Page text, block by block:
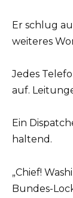
Er schlug
weiteres
Jedes
auf.
Ein
haltend.
„Chief!
Bundes-